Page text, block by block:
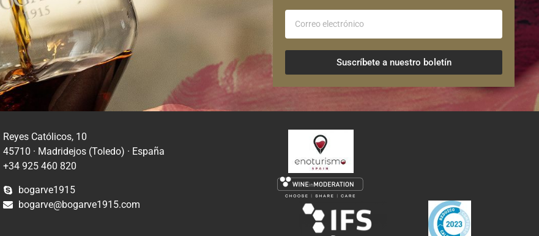
Suscríbete a nuestro boletín
Reyes Católicos, 10
45710 · Madridejos (Toledo) · España
+34 925 460 820
bogarve1915
bogarve@bogarve1915.com